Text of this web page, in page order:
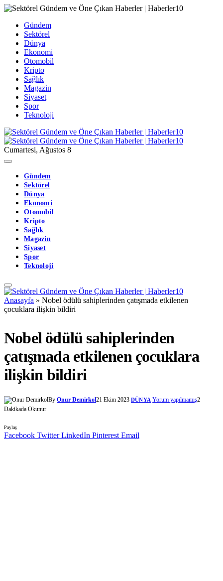
Gündem
Sektörel
Dünya
Ekonomi
Otomobil
Kripto
Sağlık
Magazin
Siyaset
Spor
Teknoloji
Cumartesi, Ağustos 8
Gündem
Sektörel
Dünya
Ekonomi
Otomobil
Kripto
Sağlık
Magazin
Siyaset
Spor
Teknoloji
Anasayfa » Nobel ödülü sahiplerinden çatışmada etkilenen
çocuklara ilişkin bildiri
Nobel ödülü sahiplerinden
çatışmada etkilenen çocuklara
ilişkin bildiri
By Onur Demirkol21 Ekim 2023 DÜNYA Yorum yapılmamış2
Dakikada Okunur
Paylaş
Facebook Twitter LinkedIn Pinterest Email